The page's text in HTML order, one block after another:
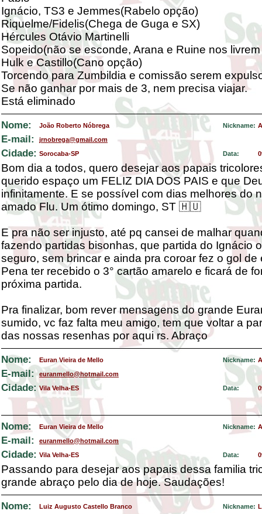
Ignácio, TS3 e Jemmes(Rabelo opção)
Riquelme/Fidelis(Chega de Guga e SX)
Hércules Otávio Martinelli
Sopeido(não se esconde, Arana e Ruine nos
Hulk e Castillo(Cano opção)
Torcendo para Zumbildia e comissão serem
Se não ganhar por mais de 3, nem precisa viajar.
Está eliminado
Nome: João Roberto Nóbrega Nickname:
E-mail: jrnobrega@gmail.com
Cidade: Sorocaba-SP Data:
Bom dia a todos, quero desejar aos papais
querido espaço um FELIZ DIA DOS PAIS e que
infinitamente. E se possível com dias melhores do
amado Flu. Um ótimo domingo, ST 🇭🇺
E pra não ser injusto, até pq cansei de malhar
fazendo partidas bisonhas, que partida do Ignácio
seguro, sem brincar e ainda pra coroar fez o gol de
Pena ter recebido o 3° cartão amarelo e ficará de
próxima partida.
Pra finalizar, bom rever mensagens do grande
sumido, vc faz falta meu amigo, tem que voltar a
das nossas resenhas por aqui rs. Abraço
Nome: Euran Vieira de Mello Nickname:
E-mail: euranmello@hotmail.com
Cidade: Vila Velha-ES Data:
Nome: Euran Vieira de Mello Nickname:
E-mail: euranmello@hotmail.com
Cidade: Vila Velha-ES Data:
Passando para desejar aos papais dessa familia
grande abraço pelo dia de hoje. Saudações!
Nome: Luiz Augusto Castello Branco Nickname: